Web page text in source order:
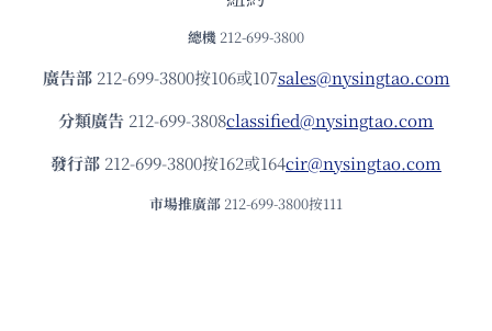
總機 212-699-3800
廣告部212-699-3800按106或107sales@nysingtao.com
分類廣告 212-699-3808classified@nysingtao.com
發⾏部 212-699-3800按162或164cir@nysingtao.com
市場推廣部 212-699-3800按111